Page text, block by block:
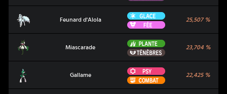
Feunard d'Alola
Glace
Fée
25,507%
Miascarade
Plante
Ténèbres
23,704%
Gallame
Psy
Combat
22,425%